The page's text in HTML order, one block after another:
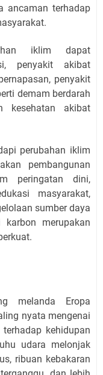
ancaman terhadap
iklim dapat
penyakit akibat
penyakit
demam berdarah
kesehatan akibat
perubahan iklim
pembangunan
peringatan dini,
masyarakat,
sumber daya
merupakan
melanda Eropa
nyata mengenai
kehidupan
udara melonjak
ribuan kebakaran